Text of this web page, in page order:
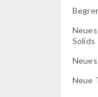
Solids
Neue